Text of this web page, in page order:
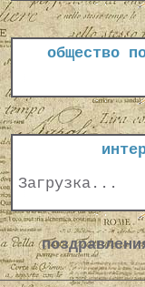
общество
Загрузка...